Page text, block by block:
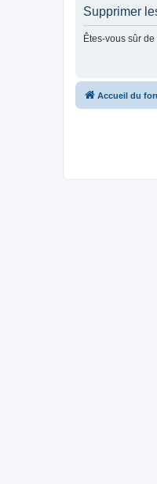
Supprimer
Êtes-vous sûr
Accueil du